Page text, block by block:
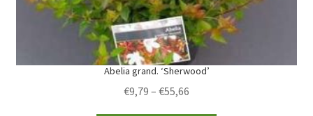
page
Abelia grand. ‘Sherwood’
€9,79 – €55,66